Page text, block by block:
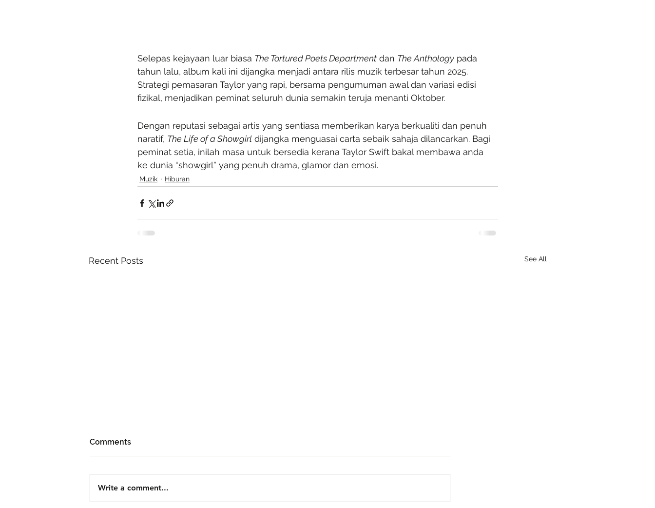
Selepas kejayaan luar biasa The Tortured Poets Department dan The Anthology pada
tahun lalu, album kali ini dijangka menjadi antara rilis muzik terbesar tahun 2025.
Strategi pemasaran Taylor yang rapi, bersama pengumuman awal dan variasi edisi
fizikal, menjadikan peminat seluruh dunia semakin teruja menanti Oktober.
Dengan reputasi sebagai artis yang sentiasa memberikan karya berkualiti dan penuh
naratif, The Life of a Showgirl dijangka menguasai carta sebaik sahaja dilancarkan. Bagi
peminat setia, inilah masa untuk bersedia kerana Taylor Swift bakal membawa anda
ke dunia “showgirl” yang penuh drama, glamor dan emosi.
Muzik Hiburan
Recent Posts See All
Comments
Write a comment...